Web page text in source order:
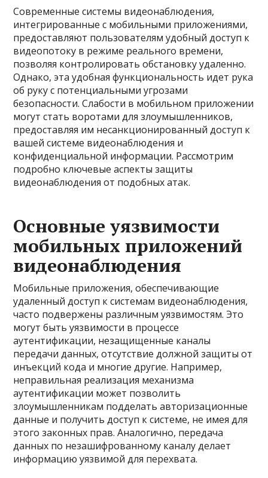
Современные системы видеонаблюдения,
интегрированные с мобильными приложениями,
предоставляют пользователям удобный доступ к
видеопотоку в режиме реального времени,
позволяя контролировать обстановку удаленно.
Однако, эта удобная функциональность идет рука
об руку с потенциальными угрозами
безопасности. Слабости в мобильном приложении
могут стать воротами для злоумышленников,
предоставляя им несанкционированный доступ к
вашей системе видеонаблюдения и
конфиденциальной информации. Рассмотрим
подробно ключевые аспекты защиты
видеонаблюдения от подобных атак.
Основные уязвимости
мобильных приложений
видеонаблюдения
Мобильные приложения, обеспечивающие
удаленный доступ к системам видеонаблюдения,
часто подвержены различным уязвимостям. Это
могут быть уязвимости в процессе
аутентификации, незащищенные каналы
передачи данных, отсутствие должной защиты от
инъекций кода и многие другие. Например,
неправильная реализация механизма
аутентификации может позволить
злоумышленникам подделать авторизационные
данные и получить доступ к системе, не имея для
этого законных прав. Аналогично, передача
данных по незашифрованному каналу делает
информацию уязвимой для перехвата.